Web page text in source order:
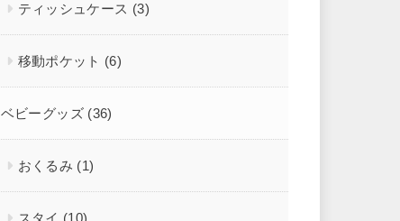
ティッシュケース (3)
移動ポケット (6)
ベビーグッズ (36)
おくるみ (1)
スタイ (10)